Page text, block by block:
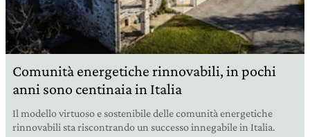
Comunità energetiche rinnovabili, in pochi
anni sono centinaia in Italia
Il modello virtuoso e sostenibile delle comunità energetiche
rinnovabili sta riscontrando un successo innegabile in Italia.